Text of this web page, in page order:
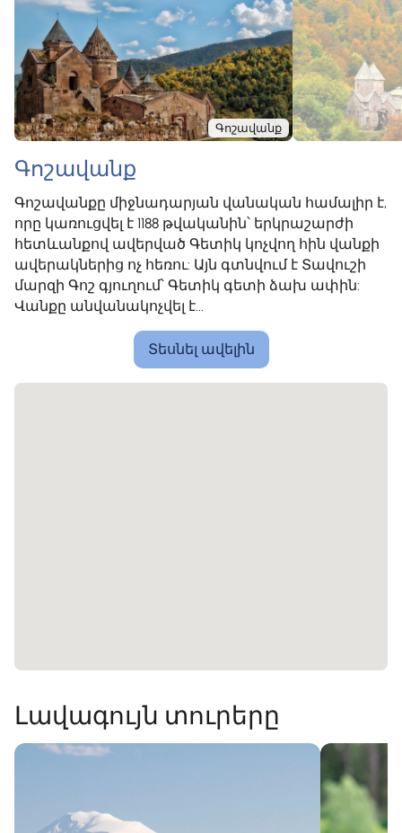
Գոշավանք
Գոշավանք
Գոշավանքը միջնադարյան վանական համալիր է,
որը կառուցվել է 1188 թվականին՝ երկրաշարժի
հետևանքով ավերված Գետիկ կոչվող հին վանքի
ավերակներից ոչ հեռու: Այն գտնվում է Տավուշի
մարզի Գոշ գյուղում՝ Գետիկ գետի ձախ ափին:
Վանքը անվանակոչվել է...
Տեսնել ավելին
Լավագույն տուրերը